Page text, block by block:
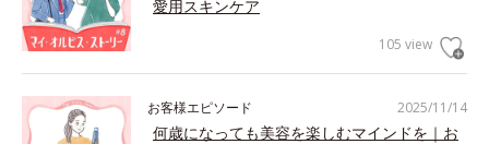
愛用スキンケア
105 view
2025/11/14
お客様エピソード
何歳になっても美容を楽しむマインドを｜お